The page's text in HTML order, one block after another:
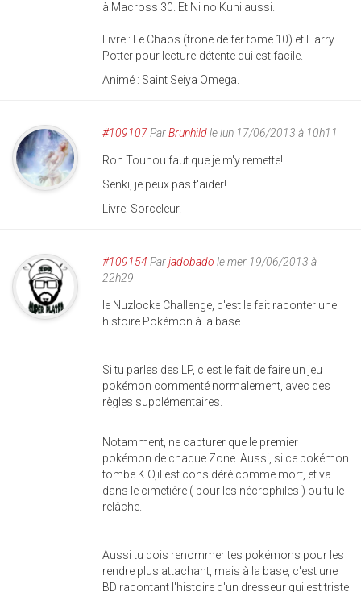
à Macross 30. Et Ni no Kuni aussi.
Livre : Le Chaos (trone de fer tome 10) et Harry
Potter pour lecture-détente qui est facile.
Animé : Saint Seiya Omega.
#109107ParBrunhildle lun 17/06/2013 à 10h11
Roh Touhou faut que je m'y remette!
Senki, je peux pas t'aider!
Livre: Sorceleur.
#109154 Parjadobado le mer 19/06/2013 à
22h29
le Nuzlocke Challenge, c'est le fait raconter une
histoire Pokémon à la base.
Si tu parles des LP, c'est le fait de faire un jeu
pokémon commenté normalement, avec des
règles supplémentaires.
Notamment, ne capturer que le premier
pokémon de chaque Zone. Aussi, si ce pokémon
tombe K.O,il est considéré comme mort, et va
dans le cimetière ( pour les nécrophiles ) ou tu le
relâche.
Aussi tu dois renommer tes pokémons pour les
rendre plus attachant, mais à la base, c'est une
BD racontant l'histoire d'un dresseur qui est triste